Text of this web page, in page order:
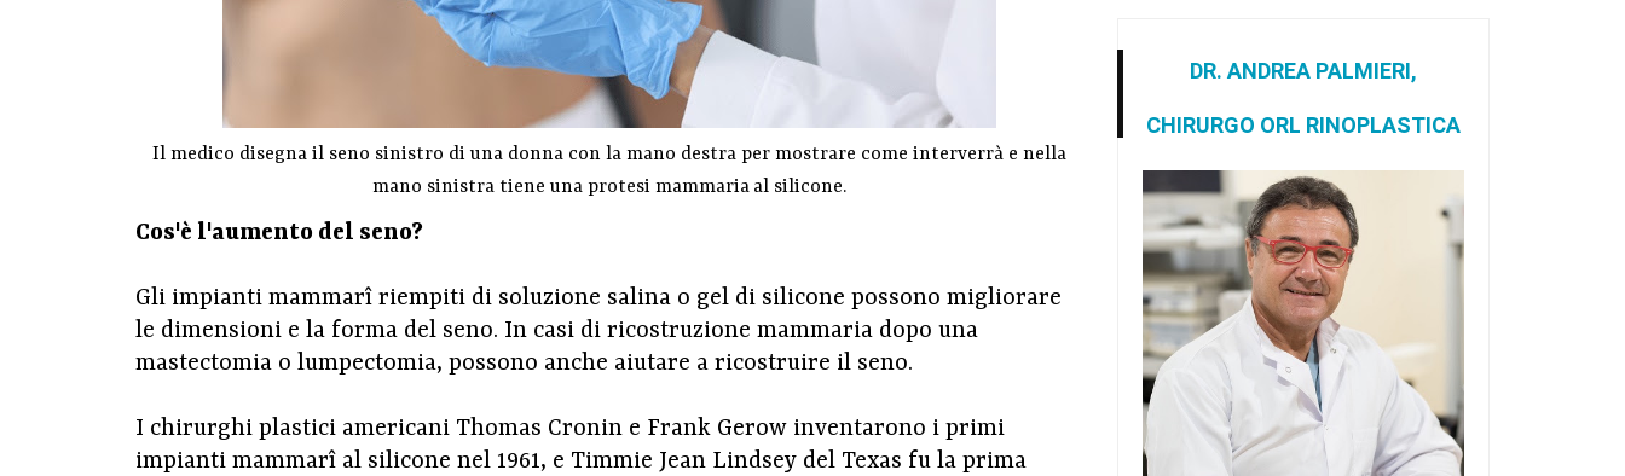
Il medico disegna il seno sinistro di una donna con la mano destra per mostrare come interverrà e nella
mano sinistra tiene una protesi mammaria al silicone.
Cos'è l'aumento del seno?
Gli impianti mammarî riempiti di soluzione salina o gel di silicone possono migliorare
le dimensioni e la forma del seno. In casi di ricostruzione mammaria dopo una
mastectomia o lumpectomia, possono anche aiutare a ricostruire il seno.
I chirurghi plastici americani Thomas Cronin e Frank Gerow inventarono i primi
impianti mammarî al silicone nel 1961, e Timmie Jean Lindsey del Texas fu la prima
DR. ANDREA PALMIERI,
CHIRURGO ORL RINOPLASTICA